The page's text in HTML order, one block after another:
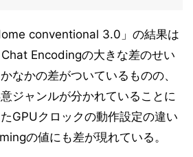
conventional 3.0」の結果は
Encodingの大きな差のせい
なかの差がついているものの、
ジャンルが分かれていることに
GPUクロックの動作設定の違い
の値にも差が現れている。